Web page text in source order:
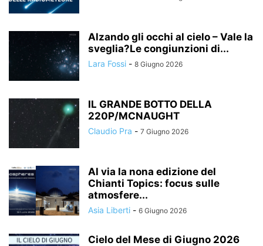
Alzando gli occhi al cielo – Vale la
sveglia?Le congiunzioni di...
Lara Fossi - 8 Giugno 2026
IL GRANDE BOTTO DELLA
220P/MCNAUGHT
Claudio Pra - 7 Giugno 2026
Al via la nona edizione del
Chianti Topics: focus sulle
atmosfere...
Asia Liberti - 6 Giugno 2026
Cielo del Mese di Giugno 2026